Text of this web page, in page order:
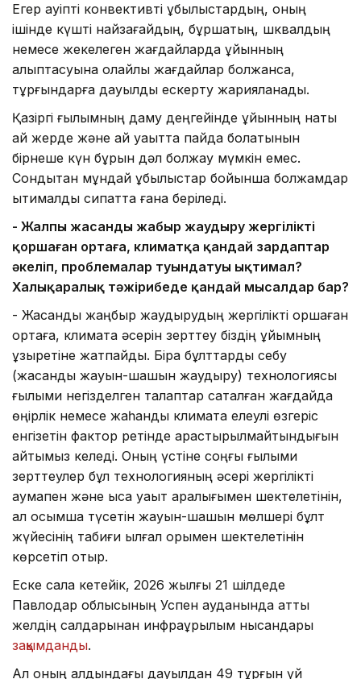
Егер қауіпті конвективті құбылыстардың, оның
ішінде күшті найзағайдың, бұршақтың, шквалдың
немесе жекелеген жағдайларда құйынның
қалыптасуына қолайлы жағдайлар болжанса,
тұрғындарға дауылды ескерту жарияланады.
Қазіргі ғылымның даму деңгейінде құйынның нақты
қай жерде және қай уақытта пайда болатынын
бірнеше күн бұрын дәл болжау мүмкін емес.
Сондықтан мұндай құбылыстар бойынша болжамдар
ықтималдық сипатта ғана беріледі.
- Жалпы жасанды жаңбыр жаудыру жергілікті
қоршаған ортаға, климатқа қандай зардаптар
әкеліп, проблемалар туындатуы ықтимал?
Халықаралық тәжірибеде қандай мысалдар бар?
- Жасанды жаңбыр жаудырудың жергілікті қоршаған
ортаға, климатқа әсерін зерттеу біздің ұйымның
құзыретіне жатпайды. Бірақ бұлттарды себу
(жасанды жауын-шашын жаудыру) технологиясы
ғылыми негізделген талаптар сақталған жағдайда
өңірлік немесе жаһандық климатқа елеулі өзгеріс
енгізетін фактор ретінде қарастырылмайтындығын
айтқымыз келеді. Оның үстіне соңғы ғылыми
зерттеулер бұл технологияның әсері жергілікті
аумақпен және қысқа уақыт аралығымен шектелетінін,
ал қосымша түсетін жауын-шашын мөлшері бұлт
жүйесінің табиғи ылғал қорымен шектелетінін
көрсетіп отыр.
Еске сала кетейік, 2026 жылғы 21 шілдеде
Павлодар облысының Успен ауданында қатты
желдің салдарынан инфрақұрылым нысандары
зақымданды.
Ал оның алдындағы дауылдан 49 тұрғын үй